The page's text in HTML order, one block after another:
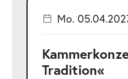
Mo.
Tradition«